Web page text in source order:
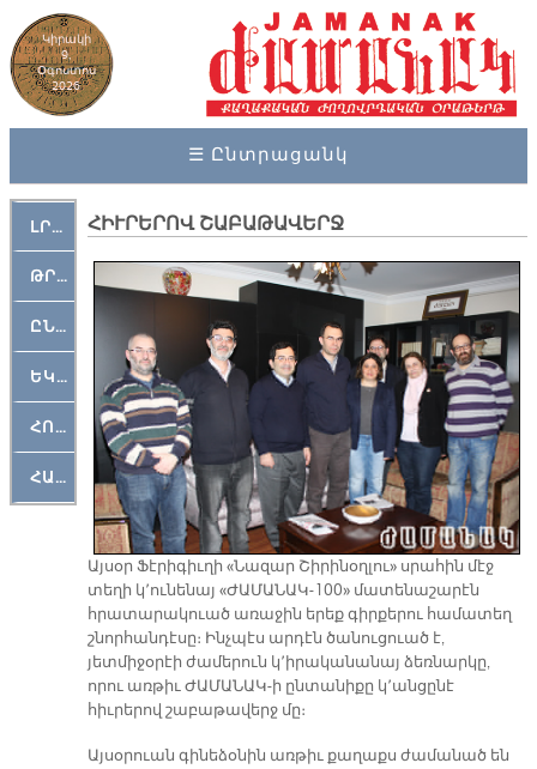
Կիրակի
9,
Օգոստոս
2026
☰ Ընտրացանկ
ԼՐԱՀՈՍ
ԹՐՔԱՀԱՅ ԿԵԱՆՔ
ԸՆԿԵՐԱՄՇԱԿՈՒԹԱՅԻՆ
ԵԿԵՂԵՑԱԿԱՆ
ՀՈԳԵՄՏԱՒՈՐ
ՀԱՐԹԱԿ
ՀԻՒՐԵՐՈՎ ՇԱԲԱԹԱՎԵՐՋ
Այսօր Ֆէրիգիւղի «Նազար Շիրինօղլու» սրահին մէջ
տեղի կ՚ունենայ «ԺԱՄԱՆԱԿ-100» մատենաշարէն
հրատարակուած առաջին երեք գիրքերու համատեղ
շնորհանդէսը։ Ինչպէս արդէն ծանուցուած է,
յետմիջօրէի ժամերուն կ՚իրականանայ ձեռնարկը,
որու առթիւ ԺԱՄԱՆԱԿ-ի ընտանիքը կ՚անցընէ
հիւրերով շաբաթավերջ մը։
Այսօրուան գինեձօնին առթիւ քաղաքս ժամանած են